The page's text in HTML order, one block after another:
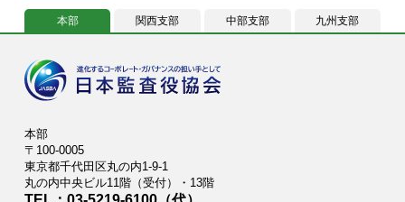
本部 関西支部 中部支部 九州支部
本部
〒100-0005
東京都千代田区丸の内1-9-1
丸の内中央ビル11階（受付）・13階